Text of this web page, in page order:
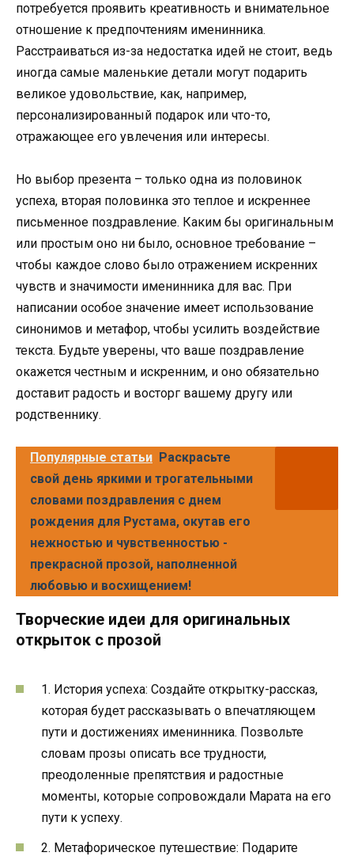
потребуется проявить креативность и внимательное
отношение к предпочтениям именинника.
Расстраиваться из-за недостатка идей не стоит, ведь
иногда самые маленькие детали могут подарить
великое удовольствие, как, например,
персонализированный подарок или что-то,
отражающее его увлечения или интересы.
Но выбор презента – только одна из половинок
успеха, вторая половинка это теплое и искреннее
письменное поздравление. Каким бы оригинальным
или простым оно ни было, основное требование –
чтобы каждое слово было отражением искренних
чувств и значимости именинника для вас. При
написании особое значение имеет использование
синонимов и метафор, чтобы усилить воздействие
текста. Будьте уверены, что ваше поздравление
окажется честным и искренним, и оно обязательно
доставит радость и восторг вашему другу или
родственнику.
Популярные статьи Раскрасьте
свой день яркими и трогательными
словами поздравления с днем
рождения для Рустама, окутав его
нежностью и чувственностью -
прекрасной прозой, наполненной
любовью и восхищением!
Творческие идеи для оригинальных
открыток с прозой
1. История успеха: Создайте открытку-рассказ,
которая будет рассказывать о впечатляющем
пути и достижениях именинника. Позвольте
словам прозы описать все трудности,
преодоленные препятствия и радостные
моменты, которые сопровождали Марата на его
пути к успеху.
2. Метафорическое путешествие: Подарите